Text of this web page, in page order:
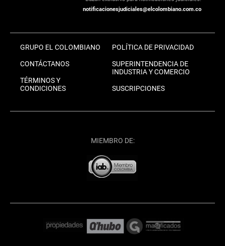
notificacionesjudiciales@elcolombiano.com.co
GRUPO EL COLOMBIANO
CONTÁCTANOS
TÉRMINOS Y
CONDICIONES
POLÍTICA DE PRIVACIDAD
SUPERINTENDENCIA DE
INDUSTRIA Y COMERCIO
SUSCRIPCIONES
MIEMBRO DE: